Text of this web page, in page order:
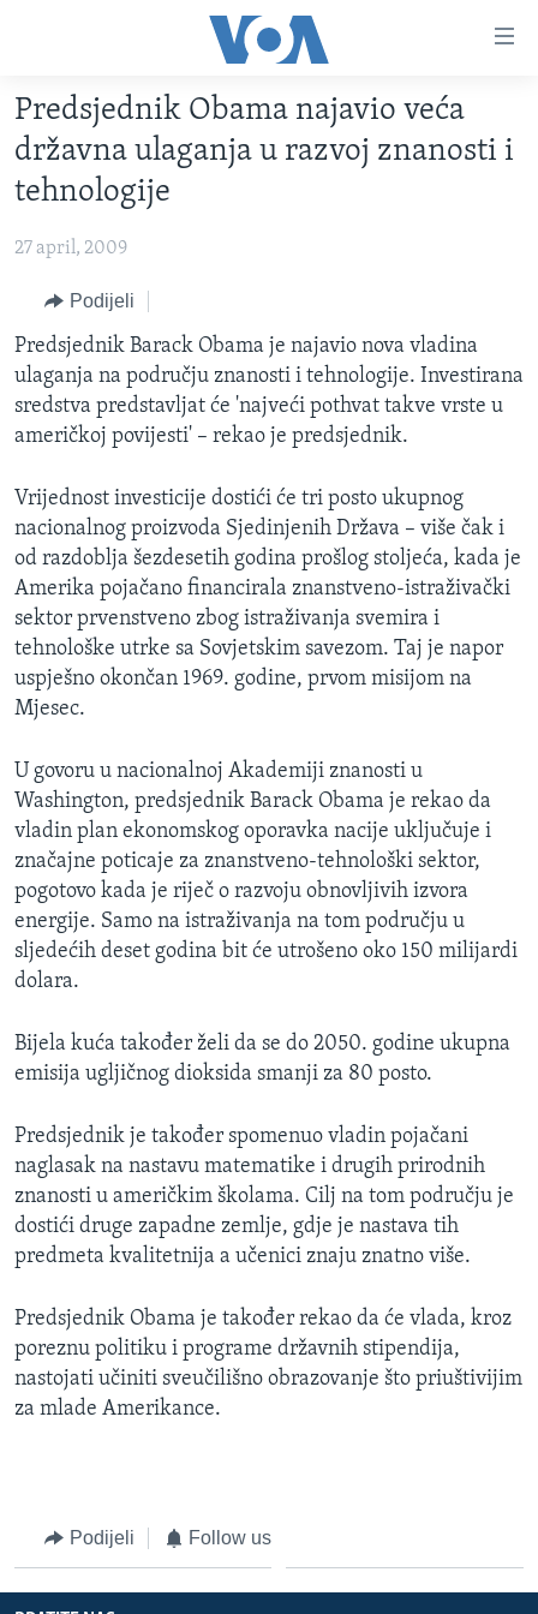
glavni
sadržaj
Pređi
na
glavnu
navigaciju
pretragu
TV PROGRAM
VIDEO
FOTOGRAFIJE DANA
VIJESTI
SJEDINJENE AMERIČKE DRŽAVE
BOSNA I HERCEGOVINA
SVIJET
NAUKA I TEHNOLOGIJA
SPECIJALNI PROJEKTI
KORUPCIJA
SLOBODA MEDIJA
IZBJEGLIČKA STRANA
MAGAZIN
O GLASU AMERIKE
Learning English
Jezici
Predsjednik Obama najavio veća
državna ulaganja u razvoj znanosti i
tehnologije
27 april, 2009
Podijeli
Predsjednik Barack Obama je najavio nova vladina
ulaganja na području znanosti i tehnologije. Investirana
sredstva predstavljat će 'najveći pothvat takve vrste u
američkoj povijesti' – rekao je predsjednik.
Vrijednost investicije dostići će tri posto ukupnog
nacionalnog proizvoda Sjedinjenih Država – više čak i
od razdoblja šezdesetih godina prošlog stoljeća, kada je
Amerika pojačano financirala znanstveno-istraživački
sektor prvenstveno zbog istraživanja svemira i
tehnološke utrke sa Sovjetskim savezom. Taj je napor
uspješno okončan 1969. godine, prvom misijom na
Mjesec.
U govoru u nacionalnoj Akademiji znanosti u
Washington, predsjednik Barack Obama je rekao da
vladin plan ekonomskog oporavka nacije uključuje i
značajne poticaje za znanstveno-tehnološki sektor,
pogotovo kada je riječ o razvoju obnovljivih izvora
energije. Samo na istraživanja na tom području u
sljedećih deset godina bit će utrošeno oko 150 milijardi
dolara.
Bijela kuća također želi da se do 2050. godine ukupna
emisija ugljičnog dioksida smanji za 80 posto.
Predsjednik je također spomenuo vladin pojačani
naglasak na nastavu matematike i drugih prirodnih
znanosti u američkim školama. Cilj na tom području je
dostići druge zapadne zemlje, gdje je nastava tih
predmeta kvalitetnija a učenici znaju znatno više.
Predsjednik Obama je također rekao da će vlada, kroz
poreznu politiku i programe državnih stipendija,
nastojati učiniti sveučilišno obrazovanje što priuštivijim
za mlade Amerikance.
Podijeli Follow us